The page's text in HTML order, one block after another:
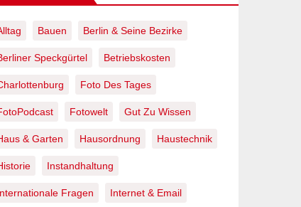
Bauen Berlin & Seine Bezirke
Speckgürtel Betriebskosten
Foto Des Tages
Fotowelt Gut Zu Wissen
& Garten Hausordnung Haustechnik
Instandhaltung
Fragen Internet & Email